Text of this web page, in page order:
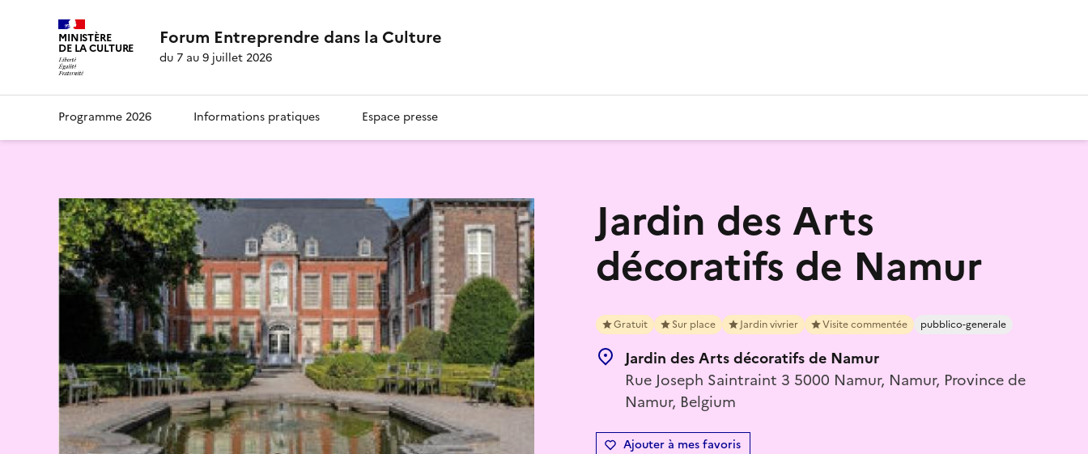
MINISTÈRE
DE LA CULTURE Forum Entreprendre dans la Culture
du 7 au 9 juillet 2026
Programme 2026 Informations pratiques Espace presse
Jardin des Arts
décoratifs de Namur
Gratuit Sur place Jardin vivrier Visite commentée pubblico-generale
Jardin des Arts décoratifs de Namur
Rue Joseph Saintraint 3 5000 Namur, Namur, Province de
Namur, Belgium
Ajouter à mes favoris